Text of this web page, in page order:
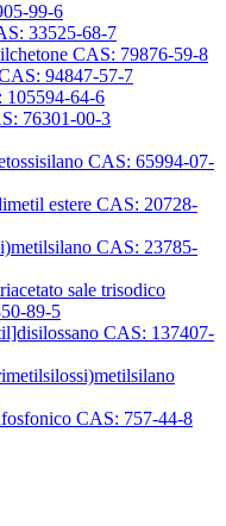
99-6
33525-68-7
CAS: 79876-59-8
94847-57-7
105594-64-6
76301-00-3
CAS: 65994-07-
estere CAS: 20728-
CAS: 23785-
sale trisodico
89-5
CAS: 137407-
CAS: 757-44-8